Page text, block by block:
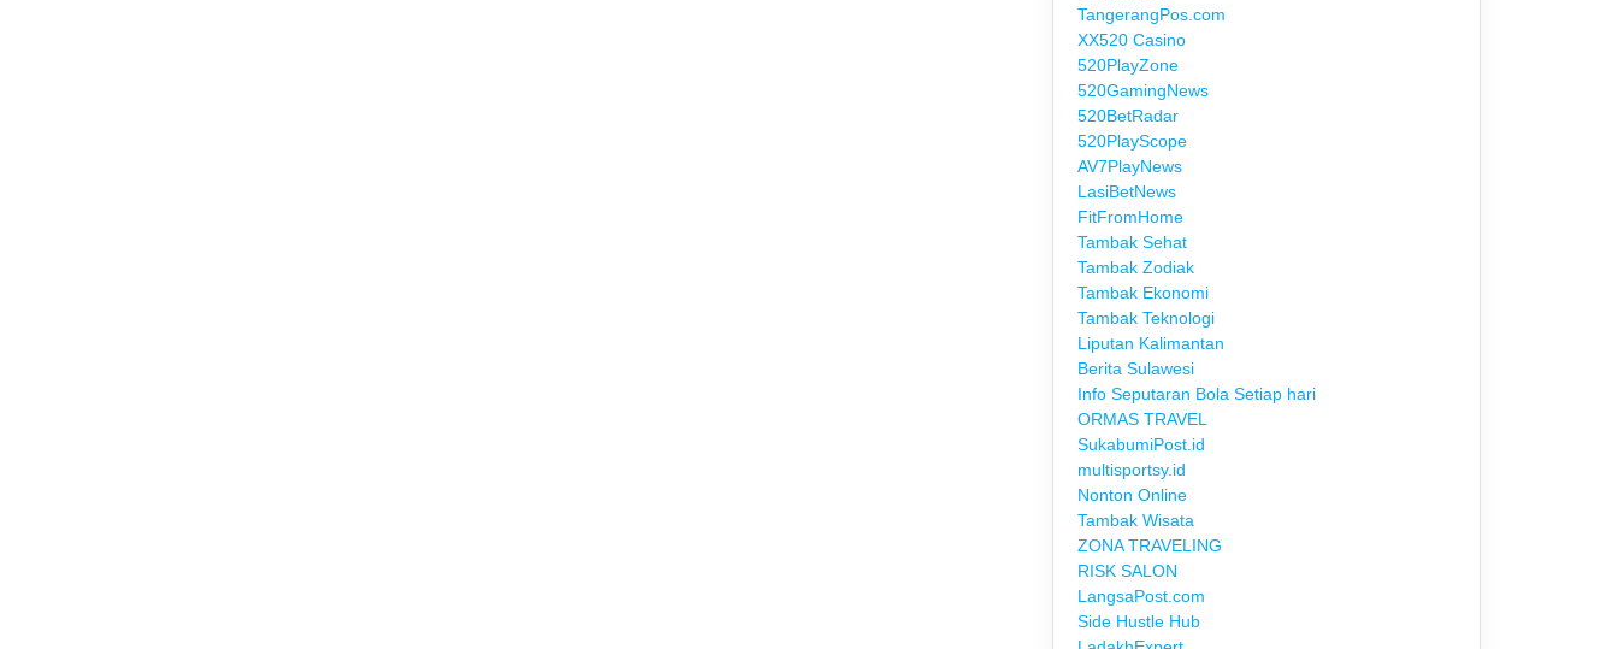
TangerangPos.com
XX520 Casino
520PlayZone
520GamingNews
520BetRadar
520PlayScope
AV7PlayNews
LasiBetNews
FitFromHome
Tambak Sehat
Tambak Zodiak
Tambak Ekonomi
Tambak Teknologi
Liputan Kalimantan
Berita Sulawesi
Info Seputaran Bola Setiap hari
ORMAS TRAVEL
SukabumiPost.id
multisportsy.id
Nonton Online
Tambak Wisata
ZONA TRAVELING
RISK SALON
LangsaPost.com
Side Hustle Hub